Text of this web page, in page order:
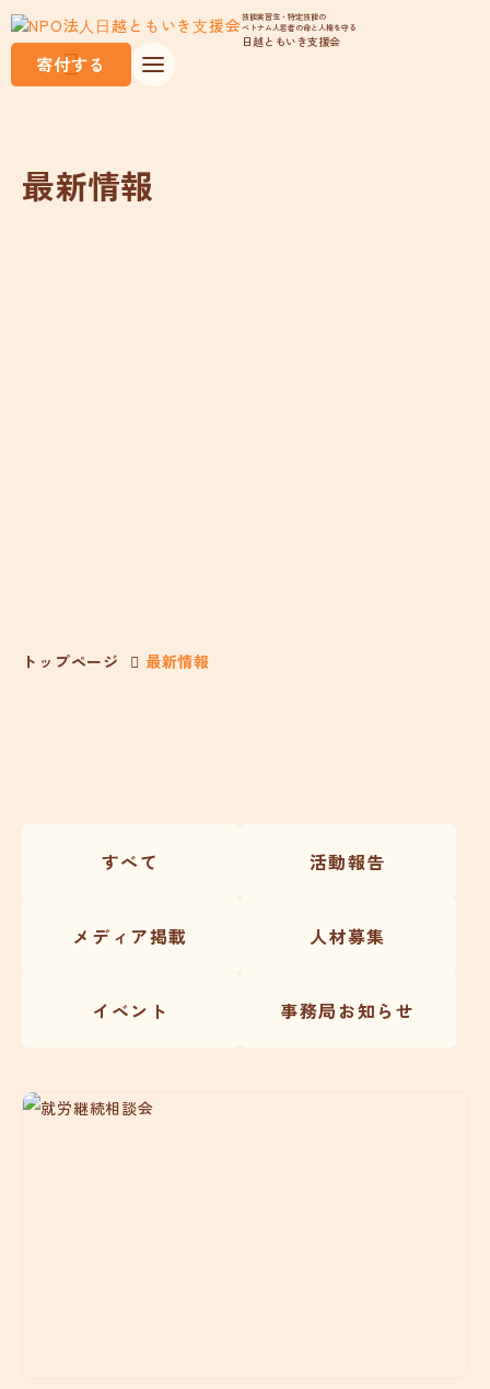
技能実習生・特定技能の
ベトナム人若者の命と人権を守る
日越ともいき支援会
寄付する
最新情報
トップページ 最新情報
すべて 活動報告
メディア掲載 人材募集
イベント 事務局お知らせ